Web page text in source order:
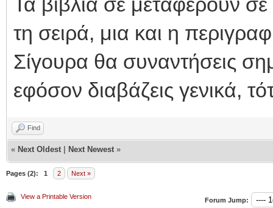
τη σειρά, μια και η
Σίγουρα θα συναντήσεις
εφόσον διαβάζεις γενικά,
Find
« Next Oldest Next Newest »
Pages (2): 1 2 Next »
View a Printable Version Forum Jump: